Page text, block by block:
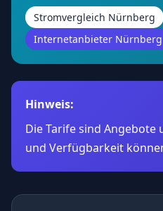
Stromvergleich Nürnberg
Internetanbieter Nürnberg
Hinweis:
Die Tarife sind Angebote
und Verfügbarkeit